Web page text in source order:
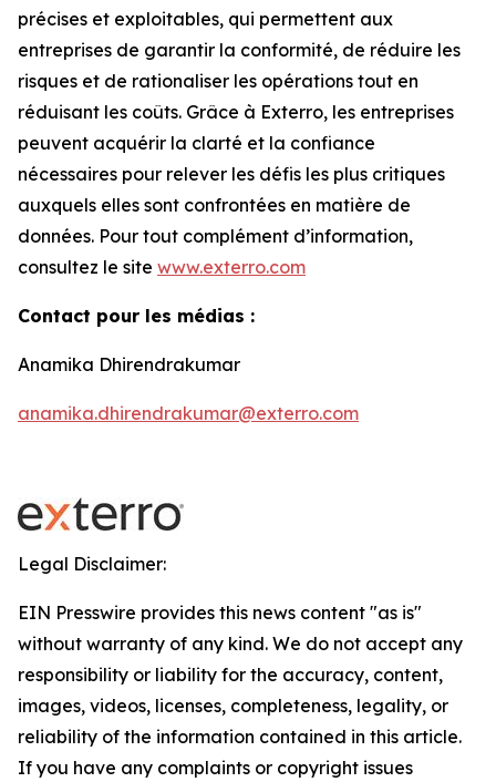
précises et exploitables, qui permettent aux
entreprises de garantir la conformité, de réduire les
risques et de rationaliser les opérations tout en
réduisant les coûts. Grâce à Exterro, les entreprises
peuvent acquérir la clarté et la confiance
nécessaires pour relever les défis les plus critiques
auxquels elles sont confrontées en matière de
données. Pour tout complément d’information,
consultez le site www.exterro.com
Contact pour les médias :
Anamika Dhirendrakumar
anamika.dhirendrakumar@exterro.com
Legal Disclaimer:
EIN Presswire provides this news content "as is"
without warranty of any kind. We do not accept any
responsibility or liability for the accuracy, content,
images, videos, licenses, completeness, legality, or
reliability of the information contained in this article.
If you have any complaints or copyright issues